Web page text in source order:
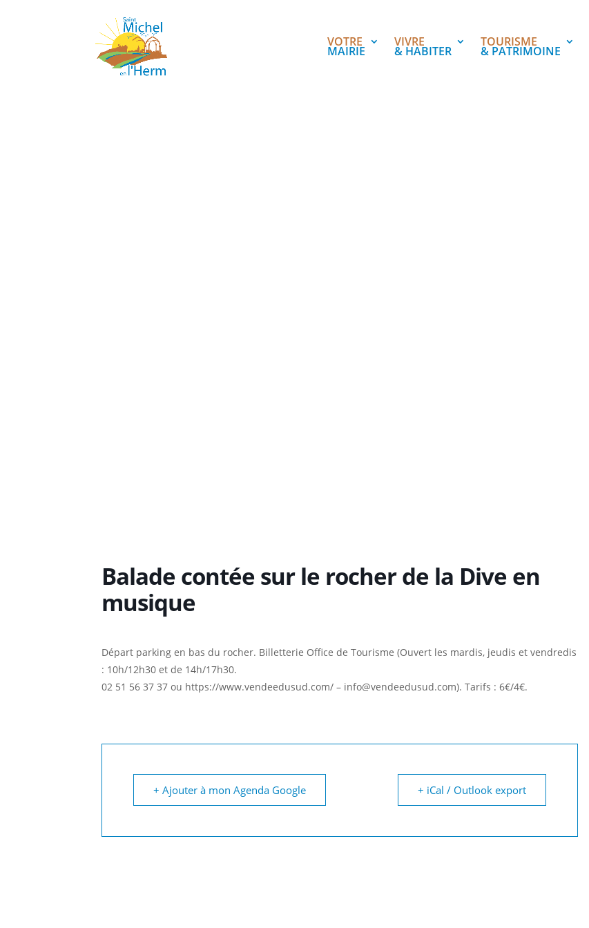
VOTRE
MAIRIE
VIVRE
& HABITER
TOURISME
& PATRIMOINE
Balade contée sur le rocher de la Dive en
musique
Départ parking en bas du rocher. Billetterie Office de Tourisme (Ouvert les mardis, jeudis et vendredis
: 10h/12h30 et de 14h/17h30.
02 51 56 37 37 ou https://www.vendeedusud.com/ – info@vendeedusud.com). Tarifs : 6€/4€.
+ Ajouter à mon Agenda Google + iCal / Outlook export